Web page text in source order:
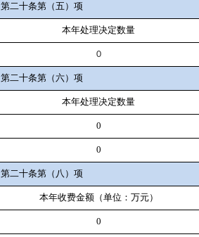
第二十条第（五）项
本年处理决定数量
0
第二十条第（六）项
本年处理决定数量
0
0
第二十条第（八）项
本年收费金额（单位：万元）
0